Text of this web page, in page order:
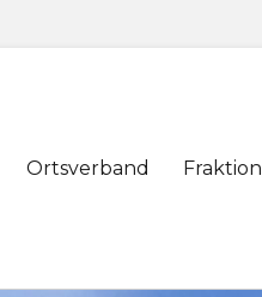
Ortsverband Fraktion